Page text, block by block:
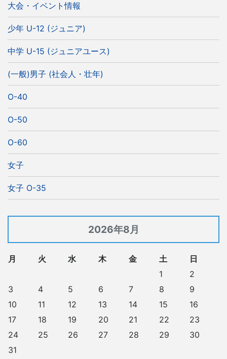
大会・イベント情報
少年 U-12 (ジュニア)
中学 U-15 (ジュニアユース)
(一般)男子 (社会人・壮年)
O-40
O-50
O-60
女子
女子 O-35
2026年8月
月 火 水 木 金 土
日
1
2
3
4 5 6 7 8
9
10
11 12 13 14 15
16
17
18 19 20 21 22
23
24
25 26 27 28 29
30
31